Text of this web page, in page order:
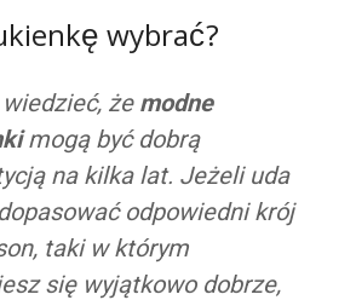
wybrać?
że modne
mogą być dobrą
na kilka lat. Jeżeli uda
odpowiedni krój
taki w którym
się wyjątkowo dobrze,